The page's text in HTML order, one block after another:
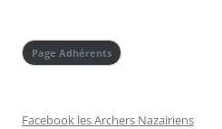
Page Adhérents
Facebook les Archers Nazairiens